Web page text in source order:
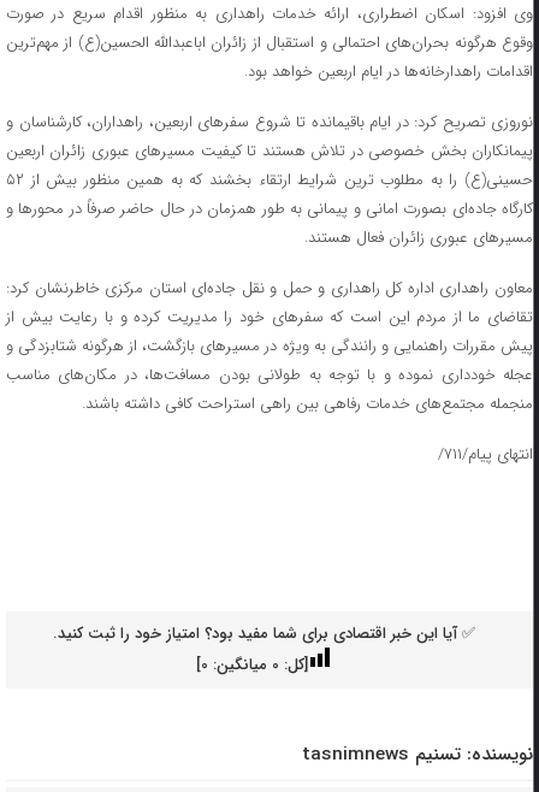
وی افزود: اسکان اضطراری، ارائه خدمات راهداری به منظور اقدام سریع در صورت
وقوع هرگونه بحران‌های احتمالی و استقبال از زائران اباعبدالله الحسین(ع) از مهم‌ترین
اقدامات راهدارخانه‌ها در ایام اربعین خواهد بود.
نوروزی تصریح کرد: در ایام باقیمانده تا شروع سفرهای اربعین، راهداران، کارشناسان و
پیمانکاران بخش خصوصی در تلاش هستند تا کیفیت مسیرهای عبوری زائران اربعین
حسینی(ع) را به مطلوب ترین شرایط ارتقاء بخشند که به همین منظور بیش از ۵۲
کارگاه جاده‌ای بصورت امانی و پیمانی به طور همزمان در حال حاضر صرفاً در محورها و
مسیرهای عبوری زائران فعال هستند.
معاون راهداری اداره کل راهداری و حمل و نقل جاده‌ای استان مرکزی خاطرنشان کرد:
تقاضای ما از مردم این است که سفرهای خود را مدیریت کرده و با رعایت بیش از
پیش مقررات راهنمایی و رانندگی به ویژه در مسیرهای بازگشت، از هرگونه شتابزدگی و
عجله خودداری نموده و با توجه به طولانی بودن مسافت‌ها، در مکان‌های مناسب
منجمله مجتمع‌های خدمات رفاهی بین راهی استراحت کافی داشته باشند.
انتهای پیام/۷۱۱/
✅ آیا این خبر اقتصادی برای شما مفید بود؟ امتیاز خود را ثبت کنید.
[کل: 0میانگین: 0
]
نویسنده: تسنیم tasnimnews